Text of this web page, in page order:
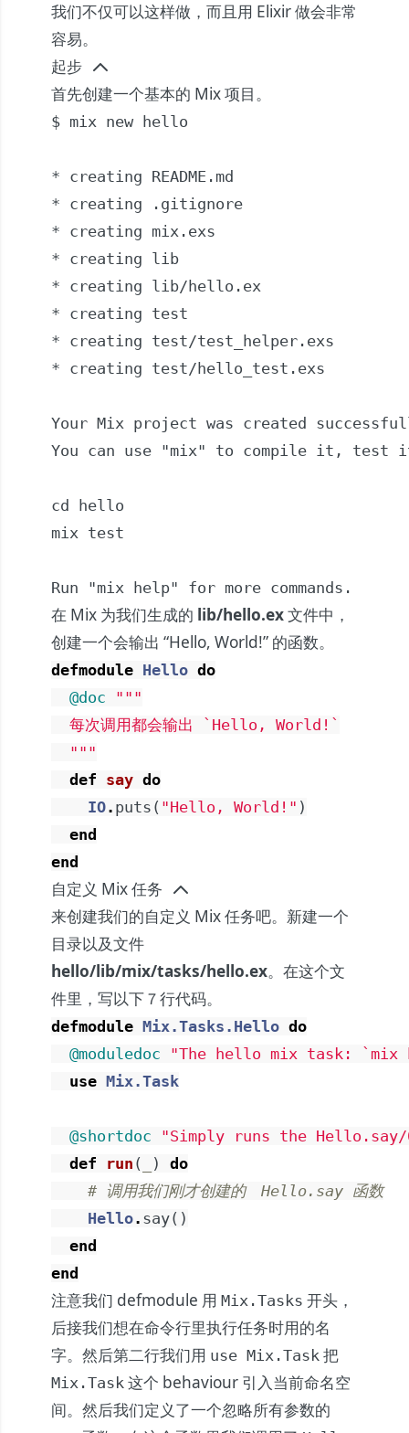
我们不仅可以这样做，而且用 Elixir 做会非常
容易。
起步
首先创建一个基本的 Mix 项目。
$ mix new hello
* creating README.md
* creating .gitignore
* creating mix.exs
* creating lib
* creating lib/hello.ex
* creating test
* creating test/test_helper.exs
* creating test/hello_test.exs
Your Mix project was created
You can use "mix" to compile it, test
cd hello
mix test
Run "mix help" for more commands.
在 Mix 为我们生成的 lib/hello.ex文件中，
创建一个会输出 “Hello, World!” 的函数。
defmodule Hello do
@doc
"""
  每次调用都会输出 `Hello, World!`
  """
def say do
IO. puts ( "Hello, World!" )
end
end
自定义 Mix 任务
来创建我们的自定义 Mix 任务吧。新建一个
目录以及文件
hello/lib/mix/tasks/hello.ex。在这个文
件里，写以下７行代码。
defmodule Mix.Tasks.Hello do
@moduledoc
"The hello mix task:
use Mix.Task
@shortdoc
"Simply runs the Hello.say/
def
run ( )
do
# 调用我们刚才创建的　Hello.say 函数
Hello. say( )
end
end
注意我们 defmodule 用 Mix.Tasks 开头，
后接我们想在命令行里执行任务时用的名
字。然后第二行我们用 use Mix.Task 把
Mix.Task 这个 behaviour 引入当前命名空
间。然后我们定义了一个忽略所有参数的